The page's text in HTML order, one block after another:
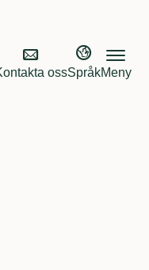
ossSpråkMeny